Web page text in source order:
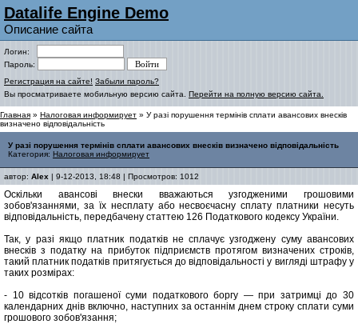
Datalife Engine Demo
Описание сайта
Логин:
Пароль:
Регистрация на сайте! Забыли пароль?
Вы просматриваете мобильную версию сайта. Перейти на полную версию сайта.
Главная » Налоговая информирует » У разі порушення термінів сплати авансових внесків
визначено відповідальність
У разі порушення термінів сплати авансових внесків визначено відповідальність
Категория: Налоговая информирует
автор: Alex | 9-12-2013, 18:48 | Просмотров: 1012
Оскільки авансові внески вважаються узгодженими грошовими
зобов'язаннями, за їх несплату або несвоєчасну сплату платники несуть
відповідальність, передбачену статтею 126 Податкового кодексу України.
Так, у разі якщо платник податків не сплачує узгоджену суму авансових
внесків з податку на прибуток підприємств протягом визначених строків,
такий платник податків притягується до відповідальності у вигляді штрафу у
таких розмірах:
- 10 відсотків погашеної суми податкового боргу ― при затримці до 30
календарних днів включно, наступних за останнім днем строку сплати суми
грошового зобов'язання;